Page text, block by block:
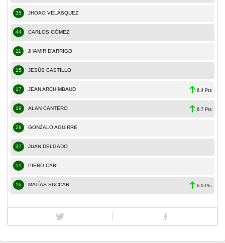
35 JHOAO VELÁSQUEZ
44 CARLOS GÓMEZ
11 JHAMIR D'ARRIGO
15 JESÚS CASTILLO
17 JEAN ARCHIMBAUD 6.4 Pts
19 ALAN CANTERO 6.7 Pts
28 GONZALO AGUIRRE
37 JUAN DELGADO
51 PIERO CARI
16 MATÍAS SUCCAR 6.0 Pts